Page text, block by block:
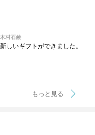
木村石鹸
新しいギフトができました。
もっと見る